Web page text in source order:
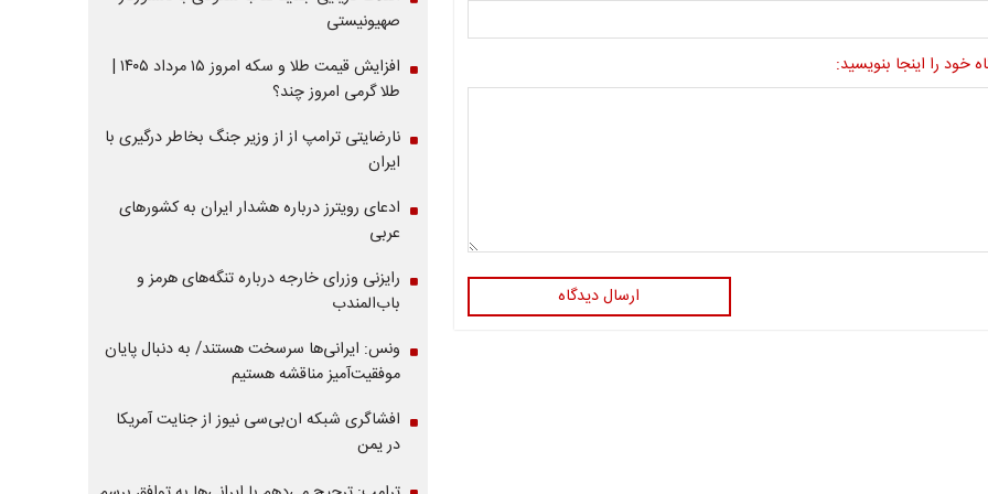
خود را اینجا بنویسید:
ارسال دیدگاه
صهیونیستی
افزایش قیمت طلا و سکه امروز ۱۵ مرداد ۱۴۰۵ |
طلا گرمی امروز چند؟
نارضایتی ترامپ از از وزیر جنگ بخاطر درگیری با
ایران
ادعای رویترز درباره هشدار ایران به کشورهای
عربی
رایزنی وزرای خارجه درباره تنگه‌های هرمز و
باب‌المندب
ونس: ایرانی‌ها سرسخت هستند/ به دنبال پایان
موفقیت‌آمیز مناقشه هستیم
افشاگری شبکه ان‌بی‌سی نیوز از جنایت آمریکا
در یمن